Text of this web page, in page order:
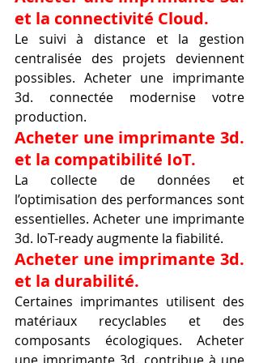
et la connectivité Cloud.
Le suivi à distance et la gestion
centralisée des projets deviennent
possibles. Acheter une imprimante
3d. connectée modernise votre
production.
Acheter une imprimante 3d.
et la compatibilité IoT.
La collecte de données et
l’optimisation des performances sont
essentielles. Acheter une imprimante
3d. IoT-ready augmente la fiabilité.
Acheter une imprimante 3d.
et la durabilité.
Certaines imprimantes utilisent des
matériaux recyclables et des
composants écologiques. Acheter